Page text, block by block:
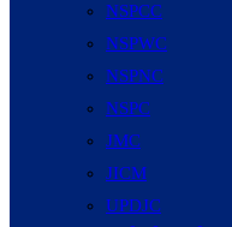
NSPCC
NSPWC
NSPNC
NSPC
JMC
JICM
UPDJC